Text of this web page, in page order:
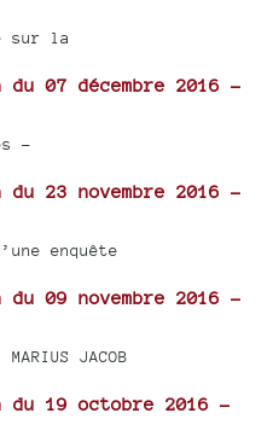
sur la
07 décembre 2016 -
-
23 novembre 2016 -
enquête
09 novembre 2016 -
JACOB
du 19 octobre 2016 -